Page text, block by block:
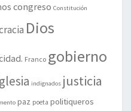
congreso Constitución
Dios
Franco gobierno
indignados justicia
paz poeta politiqueros